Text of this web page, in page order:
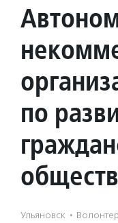
по
Ульяновск ·